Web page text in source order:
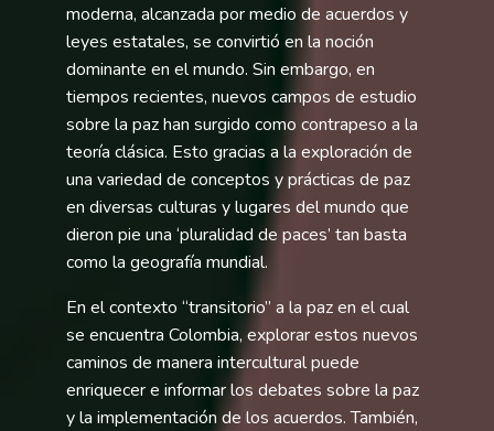
moderna, alcanzada por medio de acuerdos y
leyes estatales, se convirtió en la noción
dominante en el mundo. Sin embargo, en
tiempos recientes, nuevos campos de estudio
sobre la paz han surgido como contrapeso a la
teoría clásica. Esto gracias a la exploración de
una variedad de conceptos y prácticas de paz
en diversas culturas y lugares del mundo que
dieron pie una ‘pluralidad de paces’ tan basta
como la geografía mundial.
En el contexto “transitorio” a la paz en el cual
se encuentra Colombia, explorar estos nuevos
caminos de manera intercultural puede
enriquecer e informar los debates sobre la paz
y la implementación de los acuerdos. También,